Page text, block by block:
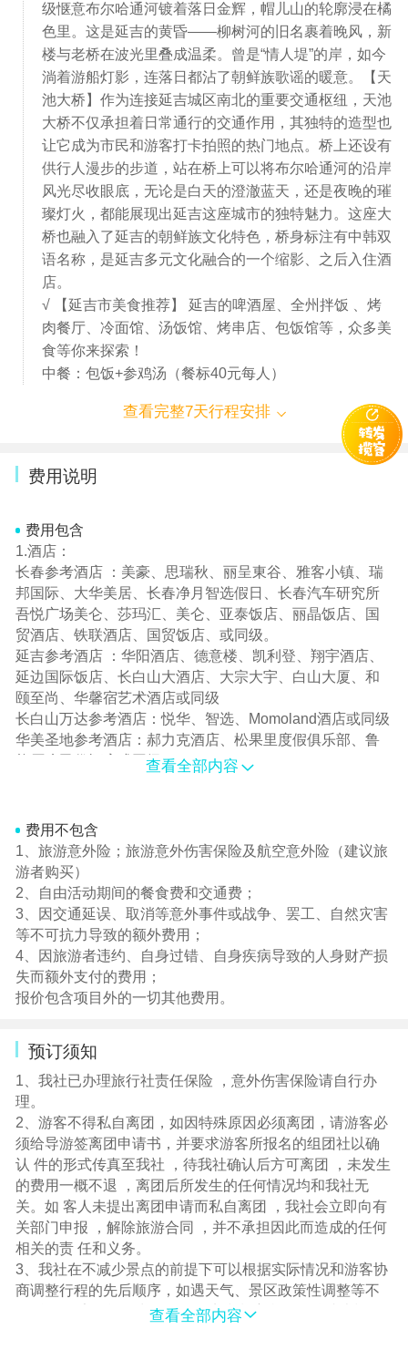
级惬意布尔哈通河镀着落日金辉，帽儿山的轮廓浸在橘
色里。这是延吉的黄昏——柳树河的旧名裹着晚风，新
楼与老桥在波光里叠成温柔。曾是“情人堤”的岸，如今
淌着游船灯影，连落日都沾了朝鲜族歌谣的暖意。【天
池大桥】作为连接延吉城区南北的重要交通枢纽，天池
大桥不仅承担着日常通行的交通作用，其独特的造型也
让它成为市民和游客打卡拍照的热门地点。桥上还设有
供行人漫步的步道，站在桥上可以将布尔哈通河的沿岸
风光尽收眼底，无论是白天的澄澈蓝天，还是夜晚的璀
璨灯火，都能展现出延吉这座城市的独特魅力。这座大
桥也融入了延吉的朝鲜族文化特色，桥身标注有中韩双
语名称，是延吉多元文化融合的一个缩影、之后入住酒
店。
√ 【延吉市美食推荐】 延吉的啤酒屋、全州拌饭 、烤
肉餐厅、冷面馆、汤饭馆、烤串店、包饭馆等，众多美
食等你来探索！
中餐：包饭+参鸡汤（餐标40元每人）
查看完整7天行程安排
费用说明
费用包含
1.酒店：
长春参考酒店 ：美豪、思瑞秋、丽呈東谷、雅客小镇、瑞
邦国际、大华美居、长春净月智选假日、长春汽车研究所
吾悦广场美仑、莎玛汇、美仑、亚泰饭店、丽晶饭店、国
贸酒店、铁联酒店、国贸饭店、或同级。
延吉参考酒店 ：华阳酒店、德意楼、凯利登、翔宇酒店、
延边国际饭店、长白山大酒店、大宗大宇、白山大厦、和
颐至尚、华馨宿艺术酒店或同级
长白山万达参考酒店：悦华、智选、Momoland酒店或同级
华美圣地参考酒店：郝力克酒店、松果里度假俱乐部、鲁
能原乡民俗酒店或同级
哈尔滨参考酒店 ：雪黎、繁花百合、泓江珈蓝、尚如、悦
华东方、和颐酒店、开心曼居酒店、云缦栖悦、伯爵酒
店、美居酒店、丽呈东谷、万达假日、傲雪四季、臻图酒
店、红军1号、雅客小镇假日、远大冬日假期、阿尔滨特酒
店、慕思健康睡眠江景、煌朝荣宴酒店或同级、和颐、锦
江都成、秋果、傲雪四季、、景辰、美澜、开心曼居、智
选假日、锦江都城、安悦酒店、桐楠格、齐鲁国际、瑞辰
RICH、凡里酒店、煌朝荣宴酒店、御枫酒店、悠融酒店、
秋果酒店、桔子水晶酒店、凯瑞酒店、美澜酒店、维也纳
店、太平湖温泉酒店、银轩酒店、或其他温泉酒店。
东北非一线发达城市，接待能力有限，我社安排当地标准
中较好酒店，游客报名前可根据我社提供参考酒店名称提
前做了解，我社按2人入住1间房核算，如出现单男单女，
尽量安排该客人与其他同性别团友拼房；如不愿拼房或未
能拼房，请补齐单房差以享用单人房间!
用餐：5早正餐，正餐标40元/人。（包饭+参鸡汤、镜泊湖
鱼宴、筋饼宴、铁锅炖）
十人成桌，八菜一汤。不足十人时，根据每桌人数上菜；
所含的餐不用不退。不足8人餐费现退客人，客人自行用
餐！
3.景点：长白山西坡景区门票、镜泊湖+电瓶车、民俗园、
赠送景点：731、哈工大、网红弹幕墙、布尔哈通河、天池
大桥、横道河子油画村、亲子水上温泉乐园、洗浴门票、
查看全部内容
费用不包含
1、旅游意外险；旅游意外伤害保险及航空意外险（建议旅
游者购买）
2、自由活动期间的餐食费和交通费；
3、因交通延误、取消等意外事件或战争、罢工、自然灾害
等不可抗力导致的额外费用；
4、因旅游者违约、自身过错、自身疾病导致的人身财产损
失而额外支付的费用；
报价包含项目外的一切其他费用。
预订须知
1、我社已办理旅行社责任保险 ，意外伤害保险请自行办
理。
2、游客不得私自离团，如因特殊原因必须离团，请游客必
须给导游签离团申请书，并要求游客所报名的组团社以确
认 件的形式传真至我社 ，待我社确认后方可离团 ，未发生
的费用一概不退 ，离团后所发生的任何情况均和我社无
关。如 客人未提出离团申请而私自离团 ，我社会立即向有
关部门申报 ，解除旅游合同 ，并不承担因此而造成的任何
相关的责 任和义务。
3、我社在不减少景点的前提下可以根据实际情况和游客协
商调整行程的先后顺序，如遇天气、景区政策性调整等不
可 抗拒因素不能正常游览的景点和餐宿我公司按成本退还
查看全部内容